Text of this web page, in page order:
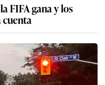
FIFA gana y los
cuenta